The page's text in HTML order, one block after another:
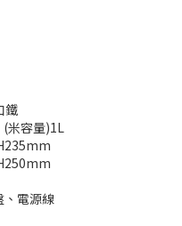
鐵
(米容量)1L
電源線